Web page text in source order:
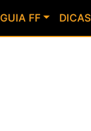
GUIA FF DICAS